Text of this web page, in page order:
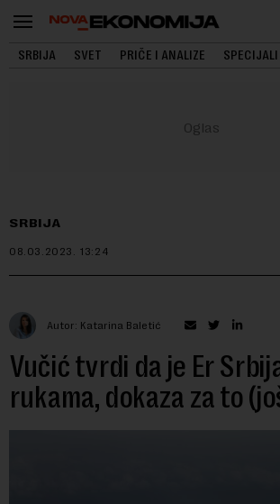
SRBIJA SVET PRIČE I ANALIZE SPECIJALI
SRBIJA
08.03.2023. 13:24
Autor: Katarina Baletić
Vučić tvrdi da je Er
rukama, dokaza za to